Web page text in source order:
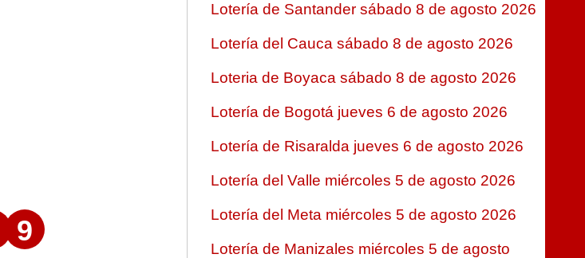
9
Lotería de Santander sábado 8 de agosto 2026
Lotería del Cauca sábado 8 de agosto 2026
Loteria de Boyaca sábado 8 de agosto 2026
Lotería de Bogotá jueves 6 de agosto 2026
Lotería de Risaralda jueves 6 de agosto 2026
Lotería del Valle miércoles 5 de agosto 2026
Lotería del Meta miércoles 5 de agosto 2026
Lotería de Manizales miércoles 5 de agosto